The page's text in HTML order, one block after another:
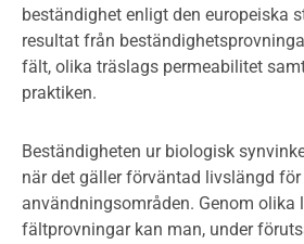
beständighet enligt den europeiska
resultat från
fält, olika träslags permeabilitet
praktiken.
Beständigheten ur biologisk
när det gäller förväntad livslängd
användningsområden. Genom olika
fältprovningar kan man, under